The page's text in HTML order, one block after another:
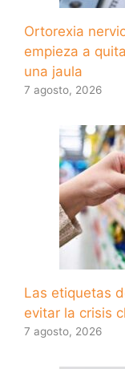
Ortorexia
empieza a
una jaula
7 agosto, 2026
Las etiquetas
evitar la crisis
7 agosto, 2026